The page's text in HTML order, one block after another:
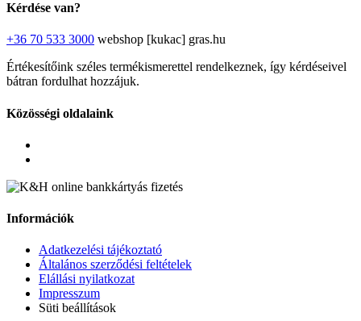
Kérdése van?
+36 70 533 3000 webshop [kukac] gras.hu
Értékesítőink széles termékismerettel rendelkeznek, így kérdéseivel
bátran fordulhat hozzájuk.
Közösségi oldalaink
Információk
Adatkezelési tájékoztató
Általános szerződési feltételek
Elállási nyilatkozat
Impresszum
Süti beállítások